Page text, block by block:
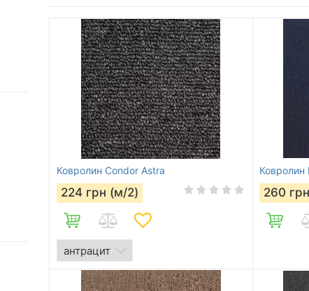
Ковролин Condor Astra
224 грн (м/2)
Ковролин
260